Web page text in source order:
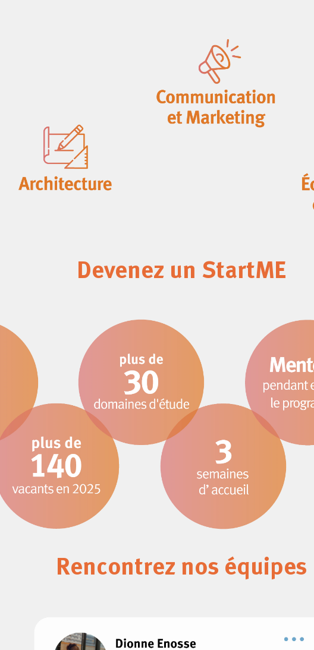
Devenez un StartME
Rencontrez nos équipes